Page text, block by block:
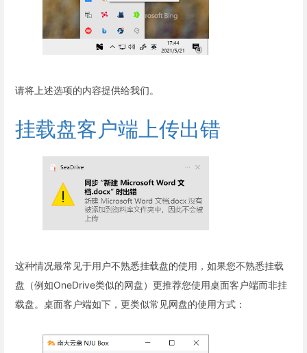
请将上述选项的内容提供给我们。
挂载盘客户端上传出错
这种情况最常见于用户不熟悉挂载盘的使用，如果您不熟悉挂载
盘（例如OneDrive类似的网盘）更推荐您使用桌面客户端而非挂
载盘。桌面客户端如下，更类似常见网盘的使用方式：